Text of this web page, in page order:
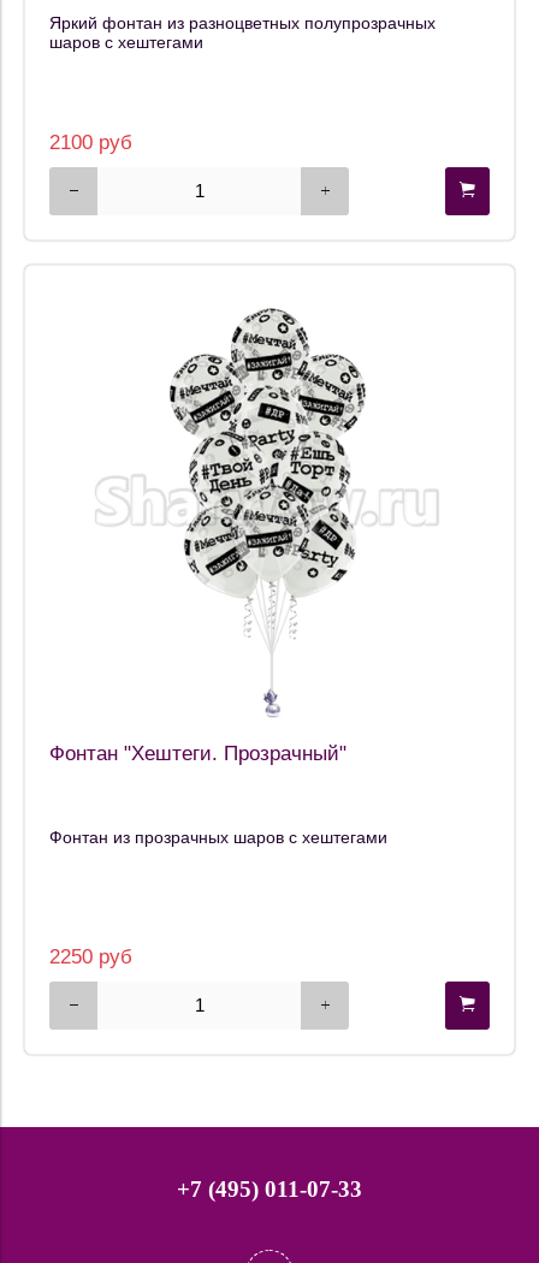
Яркий фонтан из разноцветных полупрозрачных
шаров с хештегами
2100 руб
Фонтан "Хештеги. Прозрачный"
Фонтан из прозрачных шаров с хештегами
2250 руб
+7 (495) 011-07-33